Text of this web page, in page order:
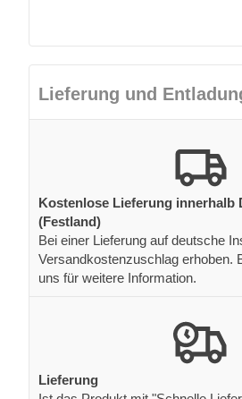
Lieferung und
Kostenlose Lieferung innerhalb
(Festland)
Bei einer Lieferung auf deutsche
Versandkostenzuschlag erhoben.
uns für weitere Information.
Lieferung